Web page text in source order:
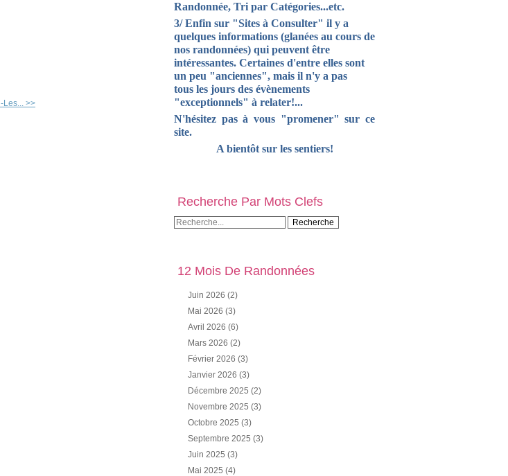
Les... >>
Randonnée, Tri par Catégories...etc.
3/ Enfin sur "Sites à Consulter" il y a
quelques informations (glanées au cours de
nos randonnées) qui peuvent être
intéressantes. Certaines d'entre elles sont
un peu "anciennes", mais il n'y a pas
tous les jours des évènements
"exceptionnels" à relater!...
N'hésitez pas à vous "promener" sur ce
site.
A bientôt sur les sentiers!
Recherche Par Mots Clefs
12 Mois De Randonnées
Juin 2026 (2)
Mai 2026 (3)
Avril 2026 (6)
Mars 2026 (2)
Février 2026 (3)
Janvier 2026 (3)
Décembre 2025 (2)
Novembre 2025 (3)
Octobre 2025 (3)
Septembre 2025 (3)
Juin 2025 (3)
Mai 2025 (4)